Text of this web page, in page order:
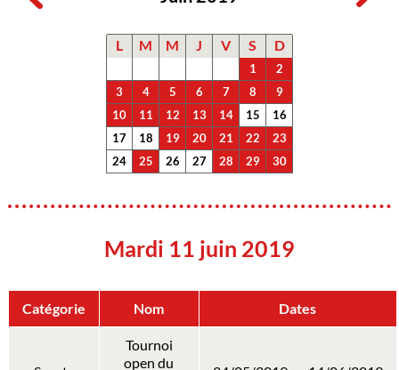
L M M J V S D
1
2
3
4 5 6 7 8
9
10
11 12 13 14 15
16
17
18 19 20 21 22
23
24
25 26 27 28 29 30
Mardi 11 juin 2019
Catégorie Nom Dates
Tournoi
open du